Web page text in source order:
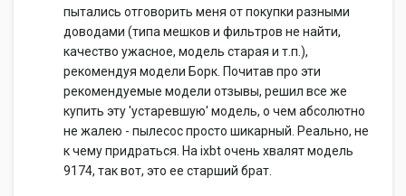
пытались отговорить меня от покупки разными
доводами (типа мешков и фильтров не найти,
качество ужасное, модель старая и т.п.),
рекомендуя модели Борк. Почитав про эти
рекомендуемые модели отзывы, решил все же
купить эту 'устаревшую' модель, о чем абсолютно
не жалею - пылесос просто шикарный. Реально, не
к чему придраться. На ixbt очень хвалят модель
9174, так вот, это ее старший брат.